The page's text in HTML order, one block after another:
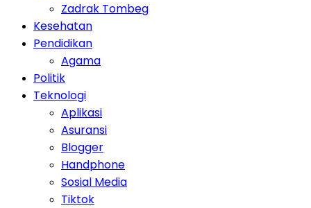
Zadrak Tombeg
Kesehatan
Pendidikan
Agama
Politik
Teknologi
Aplikasi
Asuransi
Blogger
Handphone
Sosial Media
Tiktok